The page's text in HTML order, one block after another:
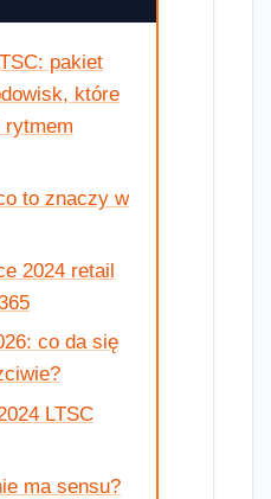
pakiet
które
rytmem
to znaczy w
2024 retail
co da się
LTSC
ma sensu?